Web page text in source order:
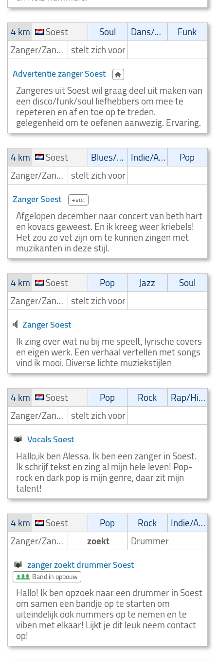
4 km
Soest Soul Dans/Amusementsmuziek
Funk
Zanger/Zangeres stelt zich voor
Advertentie zanger Soest
Zangeres uit Soest wil graag deel uit maken van
een disco/funk/soul liefhebbers om mee te
repeteren en af en toe op te treden.
gelegenheid om te oefenen aanwezig. Ervaring.
4 km
Soest Blues/Swing Indie/Alternative
Pop
Zanger/Zangeres stelt zich voor
Zanger Soest +voc
Afgelopen december naar concert van beth hart
en kovacs geweest. En ik kreeg weer kriebels!
Het zou zo vet zijn om te kunnen zingen met
muzikanten in deze stijl.
4 km
Soest Pop Jazz
Soul
Zanger/Zangeres stelt zich voor
Zanger Soest
Ik zing over wat nu bij me speelt, lyrische covers
en eigen werk. Een verhaal vertellen met songs
vind ik mooi. Diverse lichte muziekstijlen
4 km
Soest Pop Rock
Rap/Hip-Hop/RnB
Zanger/Zangeres stelt zich voor
Vocals Soest
Hallo,ik ben Alessa. Ik ben een zanger in Soest.
Ik schrijf tekst en zing al mijn hele leven! Pop-
rock en dark pop is mijn genre, daar zit mijn
talent!
4 km
Soest Pop Rock
Indie/Alternative
Zanger/Zangeres
zoekt Drummer
zanger zoekt drummer Soest
Band in opbouw
Hallo! Ik ben opzoek naar een drummer in Soest
om samen een bandje op te starten om
uiteindelijk ook nummers op te nemen en te
viben met elkaar! Lijkt je dit leuk neem contact
op!